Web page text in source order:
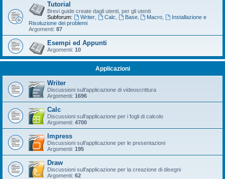
Tutorial
Brevi guide create dagli utenti, per gli utenti
Subforum:
Writer, Calc Base, Macro
Installazione e
Risoluzione dei problemi
Argomenti: 87
Esempi ed Appunti
Argomenti: 10
Applicazioni
Writer
Discussioni sull'applicazione di videoscrittura
Argomenti: 1696
Calc
Discussioni sull'applicazione per i fogli di calcolo
Argomenti: 4700
Impress
Discussioni sull'applicazione per le presentazioni
Argomenti: 195
Draw
Discussioni sull'applicazione per la creazione di disegni
Argomenti: 62